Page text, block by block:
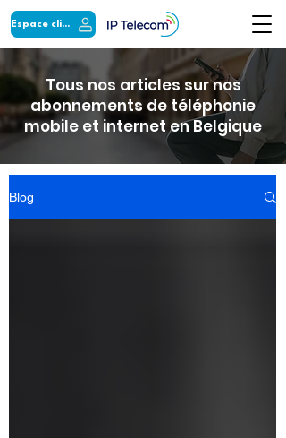
Espace client
Tous nos articles sur nos
abonnements de téléphonie
mobile et internet en Belgique
Blog